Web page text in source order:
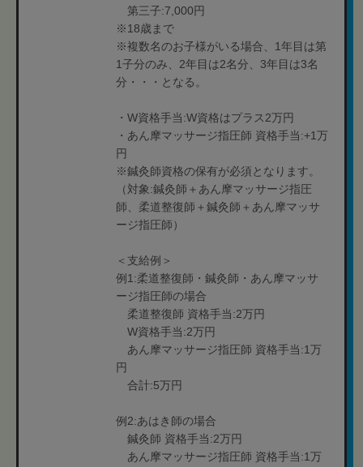
第三子:7,000円
※18歳まで
※複数名のお子様がいる場合、1年目は第
1子分のみ、2年目は2名分、3年目は3名
分・・・となる。
・W資格手当:W資格はプラス2万円
・あん摩マッサージ指圧師 資格手当:+1万
円
※鍼灸師資格の保有が必須となります。
（対象:鍼灸師＋あん摩マッサージ指圧
師、柔道整復師＋鍼灸師＋あん摩マッサ
ージ指圧師）
＜支給例＞
例1:柔道整復師・鍼灸師・あん摩マッサ
ージ指圧師の場合
柔道整復師 資格手当:2万円
W資格手当:2万円
あん摩マッサージ指圧師 資格手当:1万
円
合計:5万円
例2:あはき師の場合
鍼灸師 資格手当:2万円
あん摩マッサージ指圧師 資格手当:1万